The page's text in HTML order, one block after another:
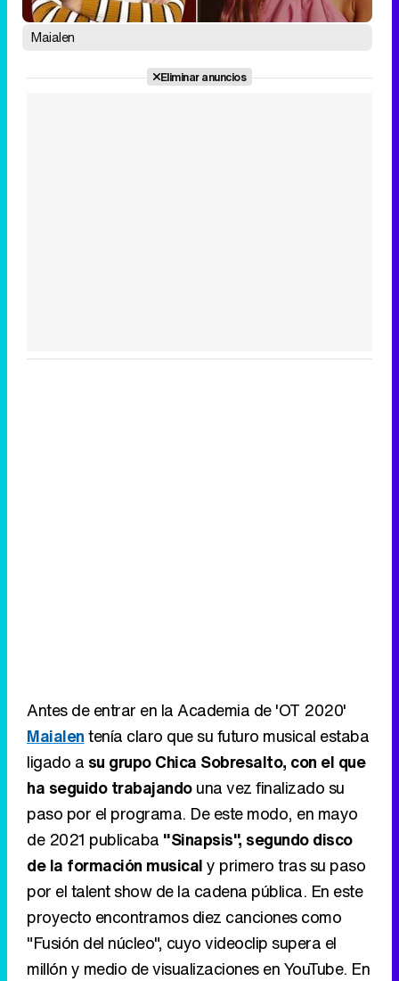
Maialen
Eliminar anuncios
Antes de entrar en la Academia de 'OT 2020'
Maialentenía claro que su futuro musical estaba
ligado a su grupo Chica Sobresalto, con el que
ha seguido trabajandouna vez finalizado su
paso por el programa. De este modo, en mayo
de 2021 publicaba "Sinapsis", segundo disco
de la formación musicaly primero tras su paso
por el talent show de la cadena pública. En este
proyecto encontramos diez canciones como
"Fusión del núcleo", cuyo videoclip supera el
millón y medio de visualizaciones en YouTube. En